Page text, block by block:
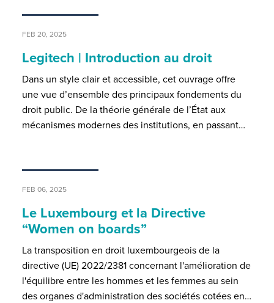
FEB 20, 2025
Legitech | Introduction au droit
Dans un style clair et accessible, cet ouvrage offre
une vue d’ensemble des principaux fondements du
droit public. De la théorie générale de l’État aux
mécanismes modernes des institutions, en passant…
FEB 06, 2025
Le Luxembourg et la Directive
“Women on boards”
La transposition en droit luxembourgeois de la
directive (UE) 2022/2381 concernant l'amélioration de
l'équilibre entre les hommes et les femmes au sein
des organes d'administration des sociétés cotées en…